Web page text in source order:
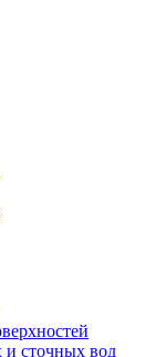
и сточных вод